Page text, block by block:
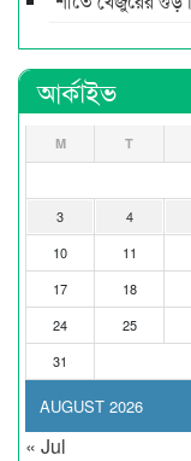
আর্কাইভ
AUGUST 2026
M T
3
4
10
11
17
18
24
25
31
« Jul